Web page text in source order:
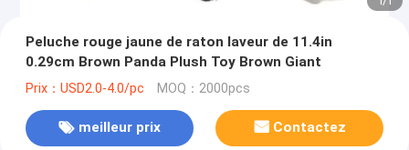
Peluche rouge jaune de raton laveur de 11.4in
0.29cm Brown Panda Plush Toy Brown Giant
Prix：USD2.0-4.0/pc MOQ：2000pcs
meilleur prix Contactez